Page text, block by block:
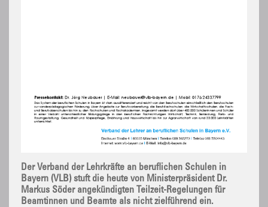
Der Verband der Lehrkräfte an beruflichen Schulen in
Bayern (VLB) stuft die heute von Ministerpräsident Dr.
Markus Söder angekündigten Teilzeit-Regelungen für
Beamtinnen und Beamte als nicht zielführend ein.